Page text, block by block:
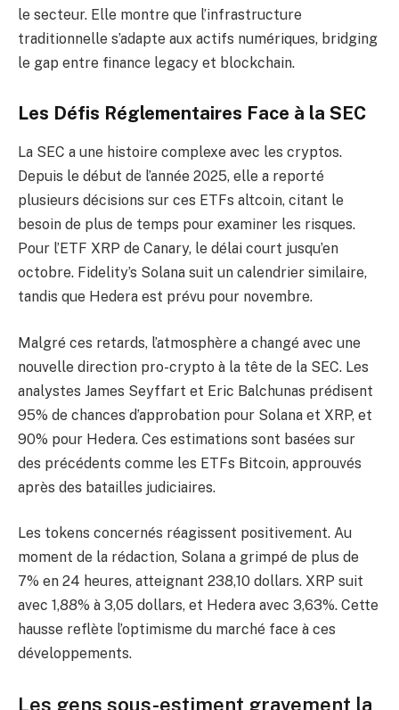
le secteur. Elle montre que l’infrastructure
traditionnelle s’adapte aux actifs numériques, bridging
le gap entre finance legacy et blockchain.
Les Défis Réglementaires Face à la SEC
La SEC a une histoire complexe avec les cryptos.
Depuis le début de l’année 2025, elle a reporté
plusieurs décisions sur ces ETFs altcoin, citant le
besoin de plus de temps pour examiner les risques.
Pour l’ETF XRP de Canary, le délai court jusqu’en
octobre. Fidelity’s Solana suit un calendrier similaire,
tandis que Hedera est prévu pour novembre.
Malgré ces retards, l’atmosphère a changé avec une
nouvelle direction pro-crypto à la tête de la SEC. Les
analystes James Seyffart et Eric Balchunas prédisent
95% de chances d’approbation pour Solana et XRP, et
90% pour Hedera. Ces estimations sont basées sur
des précédents comme les ETFs Bitcoin, approuvés
après des batailles judiciaires.
Les tokens concernés réagissent positivement. Au
moment de la rédaction, Solana a grimpé de plus de
7% en 24 heures, atteignant 238,10 dollars. XRP suit
avec 1,88% à 3,05 dollars, et Hedera avec 3,63%. Cette
hausse reflète l’optimisme du marché face à ces
développements.
Les gens sous-estiment gravement la